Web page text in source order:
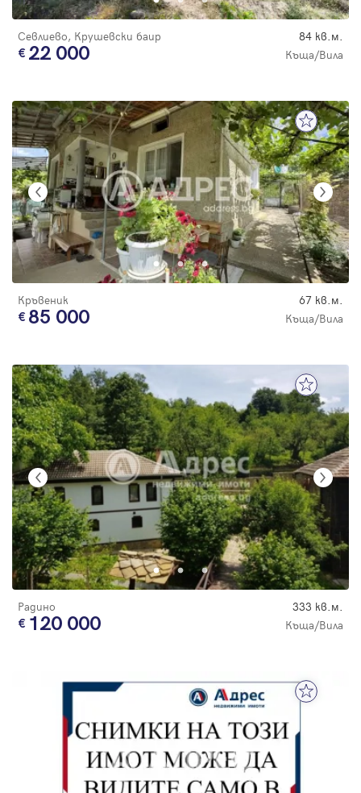
Севлиево, Крушевски баир 84 кв.м.
22 000 Къща/Вила
Кръвеник 67 кв.м.
85 000 Къща/Вила
Радино 333 кв.м.
120 000 Къща/Вила